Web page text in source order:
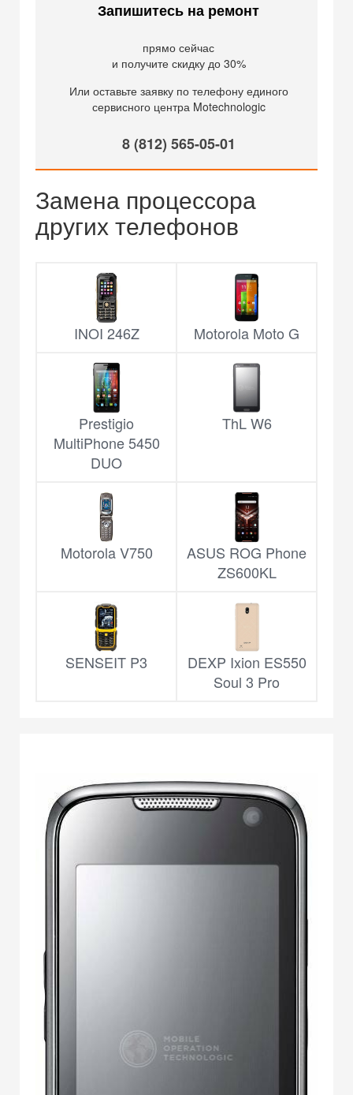
Запишитесь на ремонт
прямо сейчас
и получите скидку до 30%
Или оставьте заявку по телефону единого
сервисного центра Motechnologic
8 (812) 565-05-01
Замена процессора
других телефонов
INOI 246Z Motorola Moto G
Prestigio
MultiPhone 5450
DUO
ThL W6
Motorola V750
ASUS ROG Phone
ZS600KL
SENSEIT P3
DEXP Ixion ES550
Soul 3 Pro